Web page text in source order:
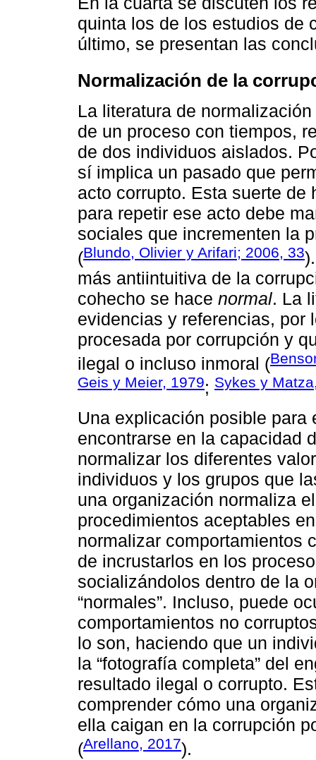
quinta los de los estudios de
último, se presentan las
Normalización de la
La literatura de
de un proceso con tiempos,
de dos individuos aislados.
sí implica un pasado que
acto corrupto. Esta suerte de
para repetir ese acto debe
sociales que incrementen la
(Blundo, Olivier y Arifari; 2006, 33
más antiintuitiva de la
cohecho se hace normal. La
evidencias y referencias, por
procesada por corrupción y
ilegal o incluso inmoral (
Geis y Meier, 1979; Sykes y
Una explicación posible para
encontrarse en la capacidad
normalizar los diferentes
individuos y los grupos que
una organización normaliza
procedimientos aceptables
normalizar comportamientos
de incrustarlos en los
socializándolos dentro de la
“normales”. Incluso, puede
comportamientos no
lo son, haciendo que un
la “fotografía completa” del
resultado ilegal o corrupto.
comprender cómo una
ella caigan en la corrupción
(Arellano, 2017).